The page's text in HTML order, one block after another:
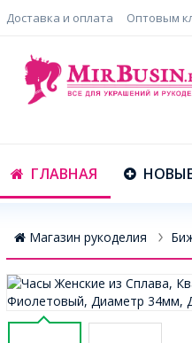
Доставка и оплата Оптовым
ГЛАВНАЯ
Магазин рукоделия